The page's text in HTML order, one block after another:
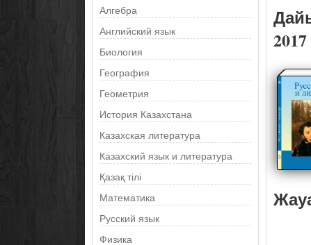
Алгебра
Английский язык
Биология
География
Геометрия
История Казахстана
Казахская литература
Казахский язык и литература
Қазақ тілі
Математика
Русский язык
Физика